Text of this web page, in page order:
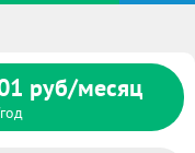
руб/месяц